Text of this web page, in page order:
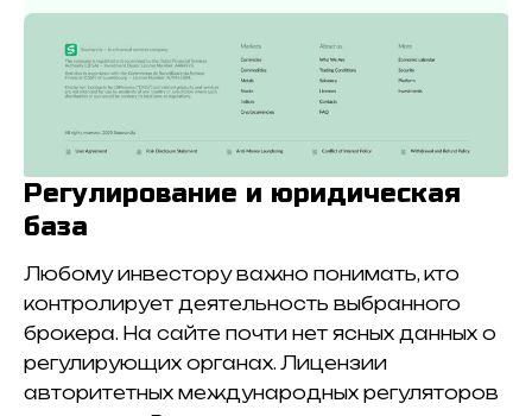
Регулирование и юридическая
база
Любому инвестору важно понимать, кто
контролирует деятельность выбранного
брокера. На сайте почти нет ясных данных о
регулирующих органах. Лицензии
авторитетных международных регуляторов